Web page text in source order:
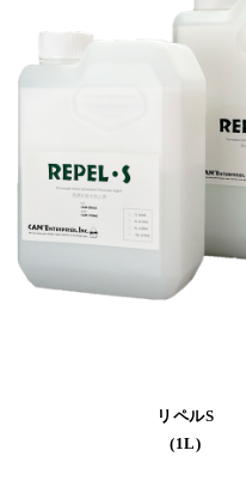
リペルS
(1L)